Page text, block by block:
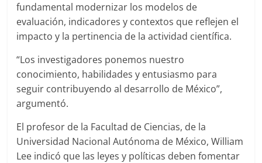
fundamental modernizar los modelos de
evaluación, indicadores y contextos que reflejen el
impacto y la pertinencia de la actividad científica.
“Los investigadores ponemos nuestro
conocimiento, habilidades y entusiasmo para
seguir contribuyendo al desarrollo de México”,
argumentó.
El profesor de la Facultad de Ciencias, de la
Universidad Nacional Autónoma de México, William
Lee indicó que las leyes y políticas deben fomentar